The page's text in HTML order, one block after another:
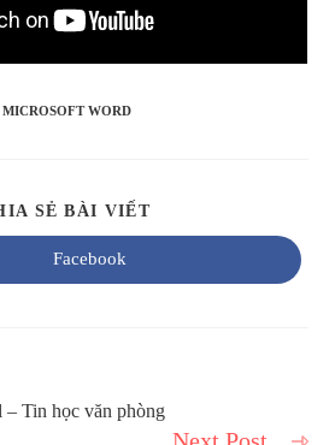
WORD
SẺ BÀI VIẾTSHARE
Opens
in
Facebook
– Tin học văn phòng
Next Post